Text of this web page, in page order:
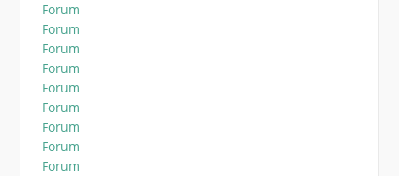
Forum
Forum
Forum
Forum
Forum
Forum
Forum
Forum
Forum